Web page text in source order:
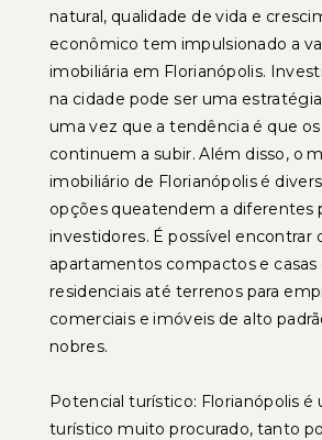
natural, qualidade de vida e
econômico tem impulsionado a
imobiliária em Florianópolis.
na cidade pode ser uma
uma vez que a tendência é que
continuem a subir. Além disso, o
imobiliário de Florianópolis é
opções queatendem a diferentes
investidores. É possível encontrar
apartamentos compactos e casas
residenciais até terrenos para
comerciais e imóveis de alto
nobres.
Potencial turístico: Florianópolis é
turístico muito procurado, tanto